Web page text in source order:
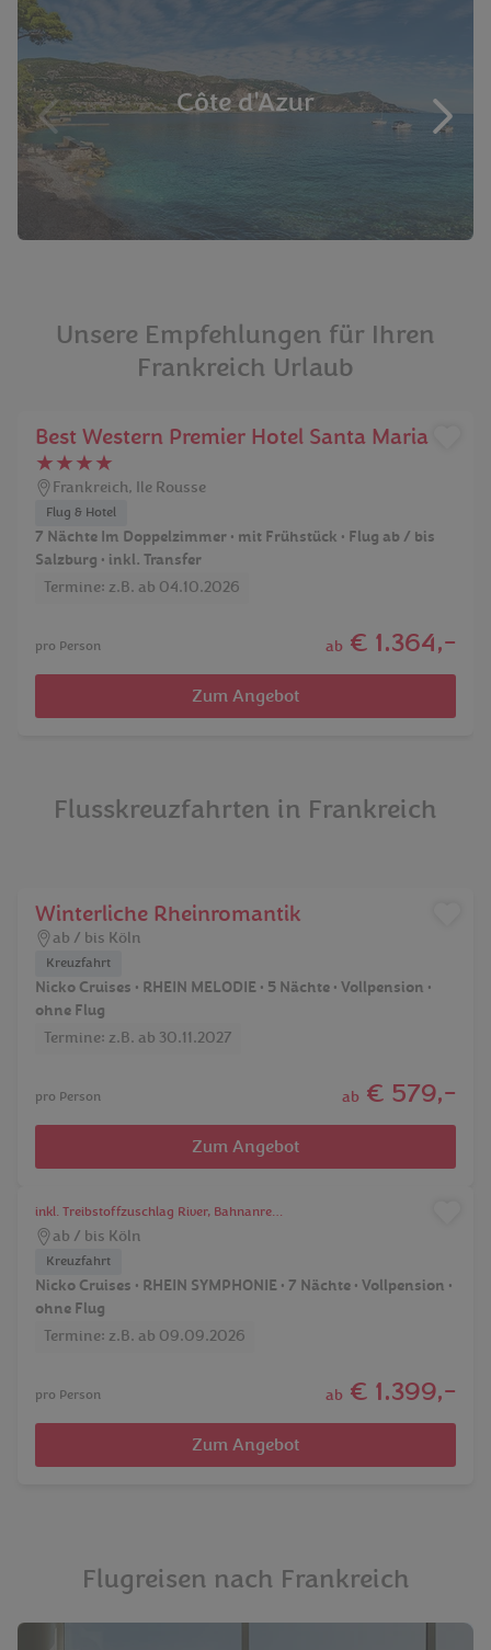
Côte d'Azur
Unsere Empfehlungen für Ihren
Frankreich Urlaub
Best Western Premier Hotel Santa Maria
★★★★
Frankreich, Ile Rousse
Flug & Hotel
7 Nächte Im Doppelzimmer • mit Frühstück • Flug ab / bis
Salzburg • inkl. Transfer
Termine: z.B. ab 04.10.2026
pro Person ab € 1.364,-
Zum Angebot
Flusskreuzfahrten in Frankreich
Winterliche Rheinromantik
ab / bis Köln
Kreuzfahrt
Nicko Cruises • RHEIN MELODIE • 5 Nächte • Vollpension •
ohne Flug
Termine: z.B. ab 30.11.2027
pro Person ab € 579,-
Zum Angebot
inkl. Treibstoffzuschlag River, Bahnanreise nach Köln Hbf, Bahnabreise von Köln Hbf
Feuerwerk auf dem Rhein
ab / bis Köln
Kreuzfahrt
Nicko Cruises • RHEIN SYMPHONIE • 7 Nächte • Vollpension •
ohne Flug
Termine: z.B. ab 09.09.2026
pro Person ab € 1.399,-
Zum Angebot
Flugreisen nach Frankreich